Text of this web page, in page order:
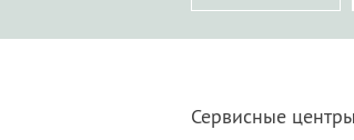
Сервисные